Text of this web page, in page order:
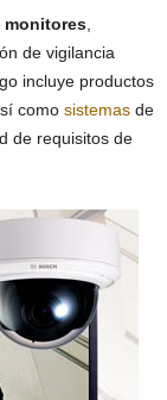
monitores
de vigilancia
incluye productos
como sistemas de
de requisitos de